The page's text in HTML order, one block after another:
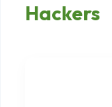
Hackers